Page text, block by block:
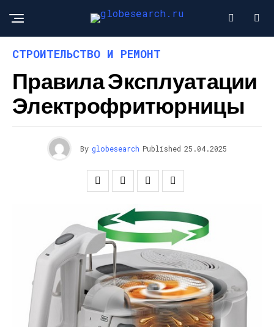
СТРОИТЕЛЬСТВО И РЕМОНТ
Правила Эксплуатации
Электрофритюрницы
By globesearch Published 25.04.2025